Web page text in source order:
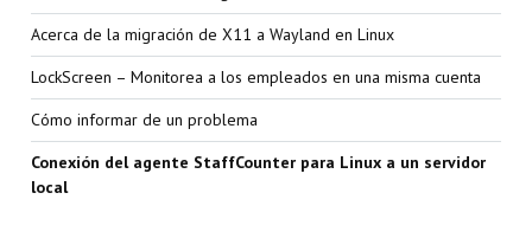
Acerca de la migración de X11 a Wayland en Linux
LockScreen – Monitorea a los empleados en una misma cuenta
Cómo informar de un problema
Conexión del agente StaffCounter para Linux a un servidor
local